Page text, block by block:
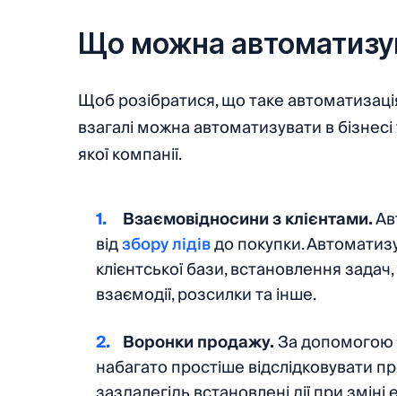
Що можна
Щоб розібратися, що таке
взагалі можна автоматизувати в
якої компанії.
Взаємовідносини з клієнтами.
відзбору лідівдо покупки.
клієнтської бази, встановлення
взаємодії, розсилки та інше.
Воронки продажу.За допомогою
набагато простіше відслідковувати